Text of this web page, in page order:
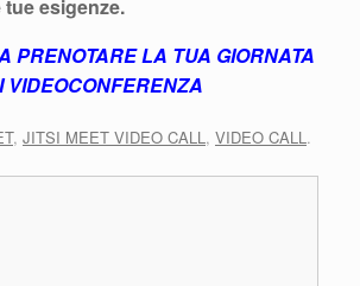
esigenze.
PRENOTARE LA TUA GIORNATA
VIDEOCONFERENZA
, JITSI MEET VIDEO CALL , VIDEO CALL .